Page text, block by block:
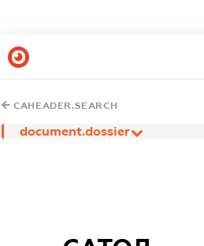
CAHEADER.SEARCH
document.dossier